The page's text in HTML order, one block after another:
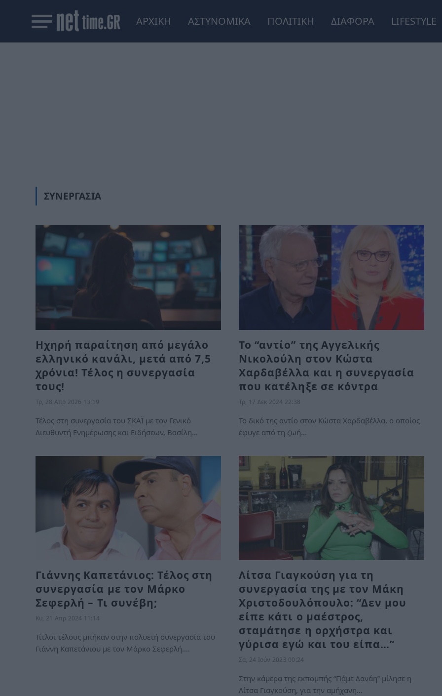
ΑΡΧΙΚΗ ΑΣΤΥΝΟΜΙΚΑ ΠΟΛΙΤΙΚΗ ΔΙΑΦΟΡΑ LIFESTYLE
ΣΥΝΕΡΓΑΣΊΑ
Ηχηρή παραίτηση από μεγάλο
ελληνικό κανάλι, μετά από 7,5
χρόνια! Τέλος η συνεργασία
τους!
Τρ, 28 Απρ 2026 13:19
Τέλος στη συνεργασία του ΣΚΑΪ με τον Γενικό
Διευθυντή Ενημέρωσης και Ειδήσεων, Βασίλη…
Το “αντίο” της Αγγελικής
Νικολούλη στον Κώστα
Χαρδαβέλλα και η συνεργασία
που κατέληξε σε κόντρα
Τρ, 17 Δεκ 2024 22:38
Το δικό της αντίο στον Κώστα Χαρδαβέλλα, ο οποίος
έφυγε από τη ζωή…
Γιάννης Καπετάνιος: Τέλος στη
συνεργασία με τον Μάρκο
Σεφερλή – Τι συνέβη;
Κυ, 21 Απρ 2024 11:14
Τίτλοι τέλους μπήκαν στην πολυετή συνεργασία του
Γιάννη Καπετάνιου με τον Μάρκο Σεφερλή.…
Λίτσα Γιαγκούση για τη
συνεργασία της με τον Μάκη
Χριστοδουλόπουλο: “Δεν μου
είπε κάτι ο μαέστρος,
σταμάτησε η ορχήστρα και
γύρισα εγώ και του είπα…”
Σα, 24 Ιούν 2023 00:24
Στην κάμερα της εκπομπής “Πάμε Δανάη” μίλησε η
Λίτσα Γιαγκούση, για την αμήχανη…